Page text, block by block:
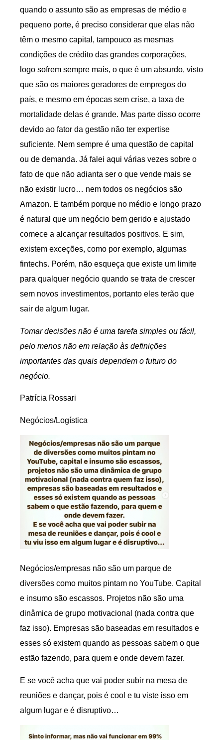
quando o assunto são as empresas de médio e
pequeno porte, é preciso considerar que elas não
têm o mesmo capital, tampouco as mesmas
condições de crédito das grandes corporações,
logo sofrem sempre mais, o que é um absurdo, visto
que são os maiores geradores de empregos do
país, e mesmo em épocas sem crise, a taxa de
mortalidade delas é grande. Mas parte disso ocorre
devido ao fator da gestão não ter expertise
suficiente. Nem sempre é uma questão de capital
ou de demanda. Já falei aqui várias vezes sobre o
fato de que não adianta ser o que vende mais se
não existir lucro… nem todos os negócios são
Amazon. E também porque no médio e longo prazo
é natural que um negócio bem gerido e ajustado
comece a alcançar resultados positivos. E sim,
existem exceções, como por exemplo, algumas
fintechs. Porém, não esqueça que existe um limite
para qualquer negócio quando se trata de crescer
sem novos investimentos, portanto eles terão que
sair de algum lugar.
Tomar decisões não é uma tarefa simples ou fácil,
pelo menos não em relação às definições
importantes das quais dependem o futuro do
negócio.
Patrícia Rossari
Negócios/Logística
Negócios/empresas não são um parque de
diversões como muitos pintam no YouTube. Capital
e insumo são escassos. Projetos não são uma
dinâmica de grupo motivacional (nada contra que
faz isso). Empresas são baseadas em resultados e
esses só existem quando as pessoas sabem o que
estão fazendo, para quem e onde devem fazer.
E se você acha que vai poder subir na mesa de
reuniões e dançar, pois é cool e tu viste isso em
algum lugar e é disruptivo…